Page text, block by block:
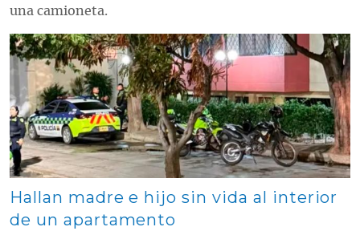
una camioneta.
Contenido multimedia principal
Hallan madre e hijo sin vida al interior
de un apartamento